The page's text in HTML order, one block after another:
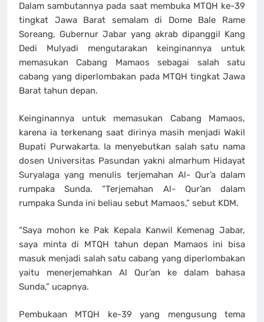
Dalam sambutannya pada saat membuka MTQH ke-39
tingkat Jawa Barat semalam di Dome Bale Rame
Soreang, Gubernur Jabar yang akrab dipanggil Kang
Dedi Mulyadi mengutarakan keinginannya untuk
memasukan Cabang Mamaos sebagai salah satu
cabang yang diperlombakan pada MTQH tingkat Jawa
Barat tahun depan.
Keinginannya untuk memasukan Cabang Mamaos,
karena ia terkenang saat dirinya masih menjadi Wakil
Bupati Purwakarta. Ia menyebutkan salah satu nama
dosen Universitas Pasundan yakni almarhum Hidayat
Suryalaga yang menulis terjemahan Al- Qur’a dalam
rumpaka Sunda. “Terjemahan Al- Qur’an dalam
rumpaka Sunda ini beliau sebut Mamaos,” sebut KDM.
“Saya mohon ke Pak Kepala Kanwil Kemenag Jabar,
saya minta di MTQH tahun depan Mamaos ini bisa
masuk menjadi salah satu cabang yang diperlombakan
yaitu menerjemahkan Al Qur’an ke dalam bahasa
Sunda,” ucapnya.
Pembukaan MTQH ke-39 yang mengusung tema